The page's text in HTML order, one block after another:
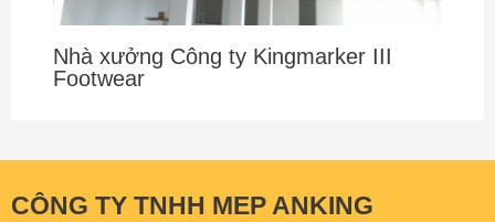
Nhà xưởng Công ty Kingmarker III
Footwear
CÔNG TY TNHH MEP ANKING